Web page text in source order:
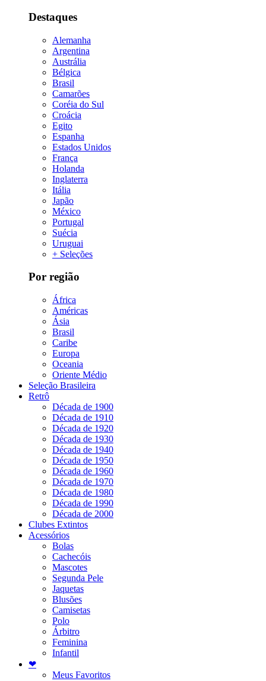
Destaques
Alemanha
Argentina
Austrália
Bélgica
Brasil
Camarões
Coréia do Sul
Croácia
Egito
Espanha
Estados Unidos
França
Holanda
Inglaterra
Itália
Japão
México
Portugal
Suécia
Uruguai
+ Seleções
Por região
África
Américas
Ásia
Brasil
Caribe
Europa
Oceania
Oriente Médio
Seleção Brasileira
Retrô
Década de 1900
Década de 1910
Década de 1920
Década de 1930
Década de 1940
Década de 1950
Década de 1960
Década de 1970
Década de 1980
Década de 1990
Década de 2000
Clubes Extintos
Acessórios
Bolas
Cachecóis
Mascotes
Segunda Pele
Jaquetas
Blusões
Camisetas
Polo
Árbitro
Feminina
Infantil
❤
Meus Favoritos